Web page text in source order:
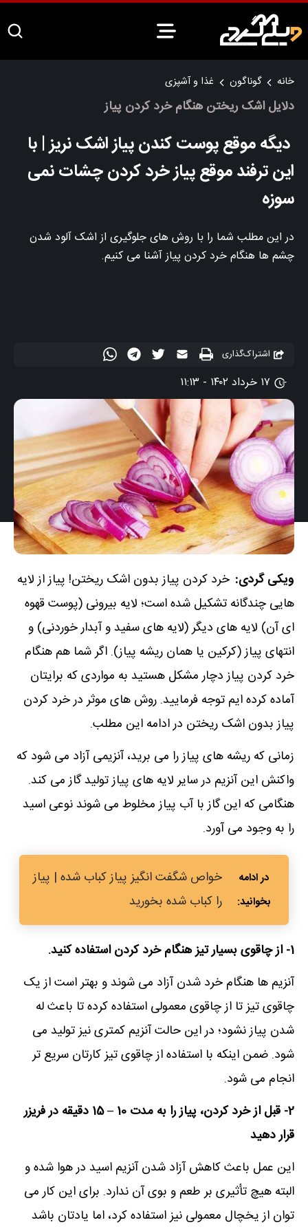
خانه گوناگون غذا و آشپزی
دلایل اشک ریختن هنگام خرد کردن پیاز
دیگه موقع پوست کندن پیاز اشک نریز | با
این ترفند موقع پیاز خرد کردن چشات نمی
سوزه
در این مطلب شما را با روش های جلوگیری از اشک آلود شدن
چشم ها هنگام خرد کردن پیاز آشنا می کنیم.
اشتراک‌گذاری
۱۷ خرداد ۱۴۰۲ - ۱۱:۱۳
ویکی گردی: خرد کردن پیاز بدون اشک ریختن! پیاز از لایه
هایی چندگانه تشکیل شده است؛ لایه بیرونی (پوست قهوه
ای آن) لایه های دیگر (لایه های سفید و آبدار خوردنی) و
انتهای پیاز (کرکین یا همان ریشه پیاز). اگر شما هم هنگام
خرد کردن پیاز دچار مشکل هستید به مواردی که برایتان
آماده کرده ایم توجه فرمایید. روش های موثر در خرد کردن
پیاز بدون اشک ریختن در ادامه این مطلب.
زمانی که ریشه های پیاز را می برید، آنزیمی آزاد می شود که
واکنش این آنزیم در سایر لایه های پیاز تولید گاز می کند.
هنگامی که این گاز با آب پیاز مخلوط می شوند نوعی اسید
را به وجود می آورد.
خواص شگفت انگیز پیاز کباب شده |‌ پیاز
را کباب شده بخورید
1- از چاقوی بسیار تیز هنگام خرد کردن استفاده کنید.
آنزیم ها هنگام خرد شدن آزاد می شوند و بهتر است از یک
چاقوی تیز تا از چاقوی معمولی استفاده کرده تا باعث له
شدن پیاز نشود؛ در این حالت آنزیم کمتری نیز تولید می
شود. ضمن اینکه با استفاده از چاقوی تیز کارتان سریع تر
انجام می شود.
2- قبل از خرد کردن، پیاز را به مدت 10 – 15 دقیقه در فریزر
قرار دهید
این عمل باعث کاهش آزاد شدن آنزیم اسید در هوا شده و
البته هیچ تأثیری بر طعم و بوی آن ندارد. برای این کار می
توان از یخچال معمولی نیز استفاده کرد، اما یادتان باشد